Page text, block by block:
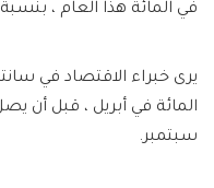
في المائة هذا العام ، بنسبة 3.6 في المائة بين يوليو وسبتمبر.
سبتمبر.